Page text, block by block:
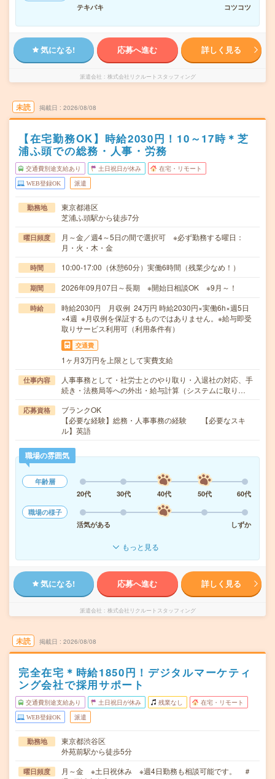
テキパキ
コツコツ
気になる! 応募へ進む 詳しく見る
派遣会社 株式会社リクルートスタッフィング
未読 掲載日 2026/08/08
【在宅勤務OK】時給2030円！10～17時＊芝
浦ふ頭での総務・人事・労務
交通費別途支給あり 土日祝日が休み 在宅・リモート
WEB登録OK 派遣
勤務地
東京都港区
芝浦ふ頭駅から徒歩7分
曜日頻度
月～金／週4～5日の間で選択可 ※必ず勤務する曜日：
月・火・木・金
時間 10:00-17:00（休憩60分）実働6時間（残業少なめ！）
期間 2026年09月07日～長期 ※開始日相談OK ※9月～！
時給
時給2030円 月収例 24万円 時給2030円×実働6h×週5日
×4週 ※月収例を保証するものではありません。※給与即受
取りサービス利用可（利用条件有）
交通費
1ヶ月3万円を上限として実費支給
仕事内容
人事事務として・社労士とのやり取り・入退社の対応、手
続き・法務局等への外出・給与計算（システムに取り…
応募資格
ブランクOK
【必要な経験】総務・人事事務の経験 【必要なスキ
ル】英語
職場の雰囲気
年齢層
20代
30代 40代 50代
60代
職場の様子
活気がある
しずか
もっと見る
気になる! 応募へ進む 詳しく見る
派遣会社 株式会社リクルートスタッフィング
未読 掲載日 2026/08/08
完全在宅＊時給1850円！デジタルマーケティ
ング会社で採用サポート
交通費別途支給あり 土日祝日が休み 残業なし 在宅・リモート
WEB登録OK 派遣
勤務地
東京都渋谷区
外苑前駅から徒歩5分
曜日頻度
月～金 ※土日祝休み ※週4日勤務も相談可能です。 ＃